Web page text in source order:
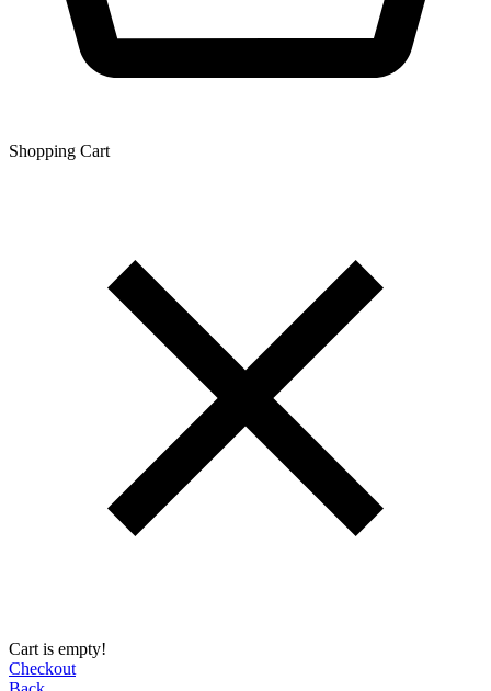
Shopping Сart
Cart is empty!
Checkout